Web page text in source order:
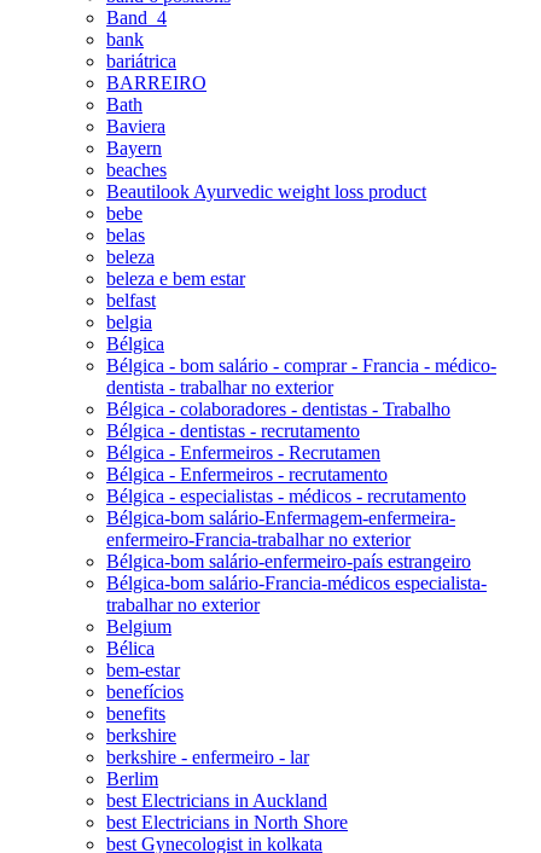
Band_4
bank
bariátrica
BARREIRO
Bath
Baviera
Bayern
beaches
Beautilook Ayurvedic weight loss product
bebe
belas
beleza
beleza e bem estar
belfast
belgia
Bélgica
Bélgica - bom salário - comprar - Francia - médico-
dentista - trabalhar no exterior
Bélgica - colaboradores - dentistas - Trabalho
Bélgica - dentistas - recrutamento
Bélgica - Enfermeiros - Recrutamen
Bélgica - Enfermeiros - recrutamento
Bélgica - especialistas - médicos - recrutamento
Bélgica-bom salário-Enfermagem-enfermeira-
enfermeiro-Francia-trabalhar no exterior
Bélgica-bom salário-enfermeiro-país estrangeiro
Bélgica-bom salário-Francia-médicos especialista-
trabalhar no exterior
Belgium
Bélica
bem-estar
benefícios
benefits
berkshire
berkshire - enfermeiro - lar
Berlim
best Electricians in Auckland
best Electricians in North Shore
best Gynecologist in kolkata